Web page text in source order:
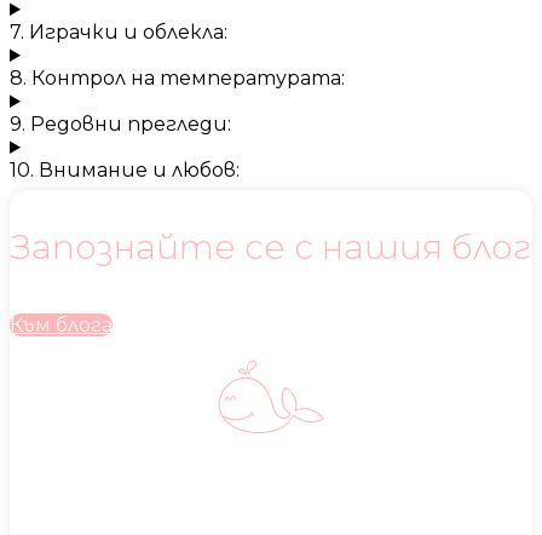
7. Играчки и облекла:
8. Контрол на температурата:
9. Редовни прегледи:
10. Внимание и любов:
Запознайте се с нашия блог
Към блога